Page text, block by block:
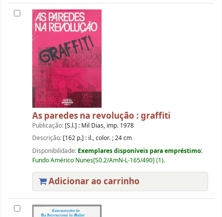
As paredes na revolução : graffiti
Publicação: [S.l.] : Mil Dias, imp. 1978
Descrição: [162 p.] : il., color. ; 24 cm
Disponibilidade: Exemplares disponíveis para empréstimo:
Fundo Américo Nunes[S0.2/AmN-L-165/490] (1).
Adicionar ao carrinho